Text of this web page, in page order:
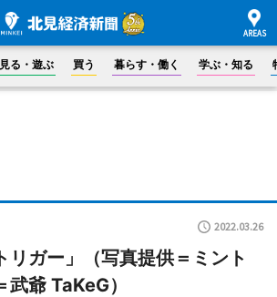
見る・遊ぶ 買う 暮らす・働く 学ぶ・知る
2022.03.26
リガー」（写真提供＝ミント
爺 TaKeG）